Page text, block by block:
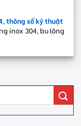
thông số kỹ thuật
inox 304, bu lông